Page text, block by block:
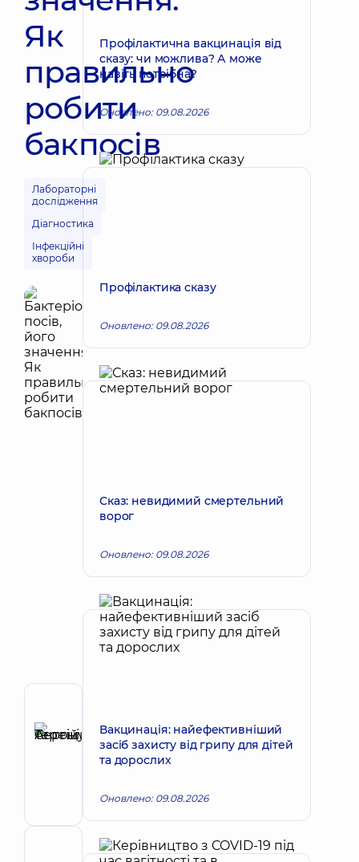
Як
правильно
робити
бакпосів
Лабораторні
дослідження
Діагностика
Інфекційні
хвороби
Терещук
Сергій
Антонійович
щелепно-
Запис до лікаря
Рецензент
Профілактична вакцинація від
сказу: чи можлива? А може
навіть потрібна?
Оновлено: 09.08.2026
Профілактика сказу
Оновлено: 09.08.2026
Сказ: невидимий смертельний
ворог
Оновлено: 09.08.2026
Вакцинація: найефективніший
засіб захисту від грипу для дітей
та дорослих
Оновлено: 09.08.2026